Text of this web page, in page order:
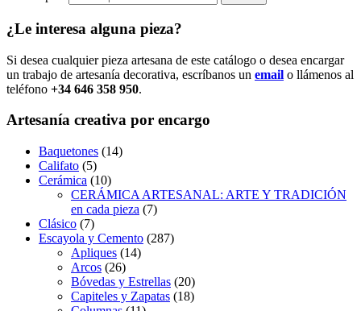
¿Le interesa alguna pieza?
Si desea cualquier pieza artesana de este catálogo o desea encargar
un trabajo de artesanía decorativa, escríbanos un email o llámenos al
teléfono +34 646 358 950.
Artesanía creativa por encargo
Baquetones (14)
Califato (5)
Cerámica (10)
CERÁMICA ARTESANAL: ARTE Y TRADICIÓN
en cada pieza (7)
Clásico (7)
Escayola y Cemento (287)
Apliques (14)
Arcos (26)
Bóvedas y Estrellas (20)
Capiteles y Zapatas (18)